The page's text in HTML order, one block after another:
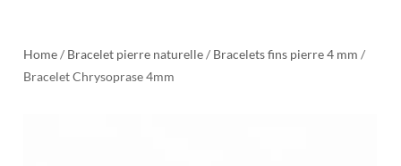
Home/ Bracelet pierre naturelle/ Bracelets fins pierre 4 mm /
Bracelet Chrysoprase 4mm